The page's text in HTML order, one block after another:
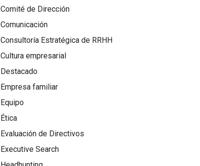
Comité de Dirección
Comunicación
Consultoría Estratégica de RRHH
Cultura empresarial
Destacado
Empresa familiar
Equipo
Ética
Evaluación de Directivos
Executive Search